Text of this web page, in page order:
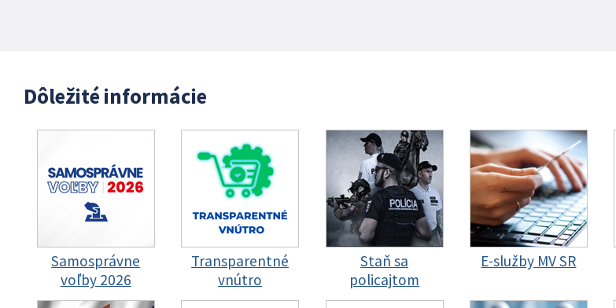
Dôležité informácie
Samosprávne
voľby 2026
Transparentné
vnútro
Staň sa
policajtom
E-služby MV SR